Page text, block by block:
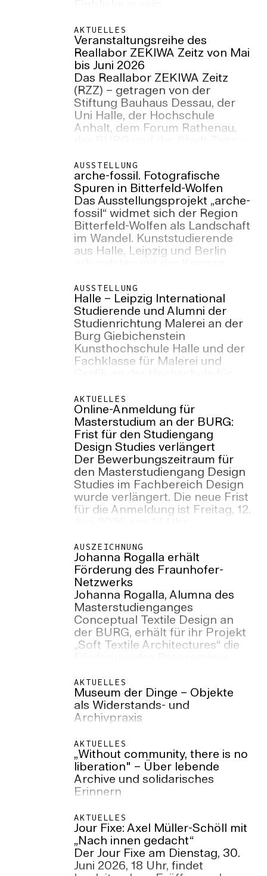
Forschungssemester im
Sommer 2024. Ort: Raum
103/104, Villa, Neuwerk 7,
Campus Design
AKTUELLES
Veranstaltungsreihe des
Reallabor ZEKIWA Zeitz von Mai
bis Juni 2026
Das Reallabor ZEKIWA Zeitz
(RZZ) – getragen von der
Stiftung Bauhaus Dessau, der
Uni Halle, der Hochschule
Anhalt, dem Forum Rathenau,
2026 zu drei Veranstaltungen
auf das ZEKIWA-Areal ein.
AUSSTELLUNG
arche-fossil. Fotografische
Spuren in Bitterfeld-Wolfen
Das Ausstellungsprojekt „arche-
fossil“ widmet sich der Region
Bitterfeld-Wolfen als Landschaft
im Wandel. Kunststudierende
aus Halle, Leipzig und Berlin
ökologischen Veränderungen
und gegenwärtigen
Transformationsprozessen. die
Ergebnisse sind nun vom 8. bis
13. Juni 2026 in der Burg Galerie
im Volkspark zu sehen.
AUSSTELLUNG
Halle – Leipzig International
Studierende und Alumni der
Studienrichtung Malerei an der
Burg Giebichenstein
Kunsthochschule Halle und der
Fachklasse für Malerei und
stellen vom 30. Mai bis 23.
August 2026 gemeinsam im
Zentrum für Aktuelle Kunst
(ZAK) in der Zitadelle Spandau,
Berlin aus.
AKTUELLES
Online-Anmeldung für
Masterstudium an der BURG:
Frist für den Studiengang
Design Studies verlängert
Der Bewerbungszeitraum für
den Masterstudiengang Design
Studies im Fachbereich Design
wurde verlängert. Die neue Frist
für die Anmeldung ist Freitag, 12.
AUSZEICHNUNG
Johanna Rogalla erhält
Förderung des Fraunhofer-
Netzwerks
Johanna Rogalla, Alumna des
Masterstudienganges
Conceptual Textile Design an
der BURG, erhält für ihr Projekt
„Soft Textile Architectures“ die
Fraunhofer-Netzwerk.
AKTUELLES
Museum der Dinge – Objekte
als Widerstands- und
Archivpraxis
AKTUELLES
„Without community, there is no
liberation" – Über lebende
Archive und solidarisches
Erinnern
AKTUELLES
Jour Fixe: Axel Müller-Schöll mit
„Nach innen gedacht“
Der Jour Fixe am Dienstag, 30.
Juni 2026, 18 Uhr, findet